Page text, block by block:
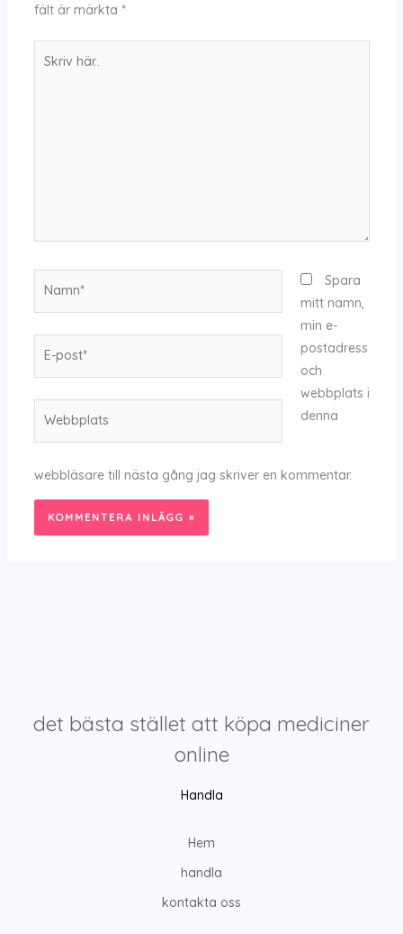
fält är märkta *
post*
Spara
mitt namn,
min e-
postadress
och
webbplats i
denna
webbläsare till nästa gång jag skriver en kommentar.
det bästa stället att köpa mediciner
online
Handla
Hem
handla
kontakta oss